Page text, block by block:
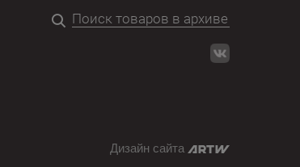
Дизайн сайта